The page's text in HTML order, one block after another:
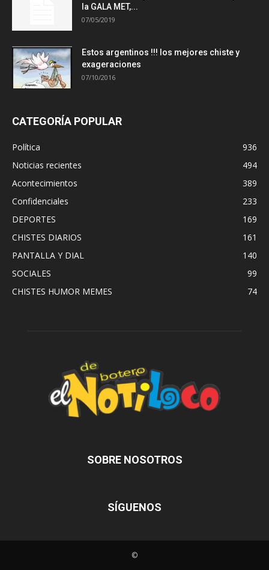
la GALA MET,...
07/05/2019
Estos argentinos !!! los mejores chiste y
exageraciones
07/10/2016
CATEGORÍA POPULAR
Política
936
Noticias recientes
494
Acontecimientos
389
Confidenciales
233
DEPORTES
169
CHISTES DIARIOS
161
PANTALLA Y DIAL
140
SOCIALES
99
CHISTES HUMOR MEMES
74
SOBRE NOSOTROS
SÍGUENOS
©